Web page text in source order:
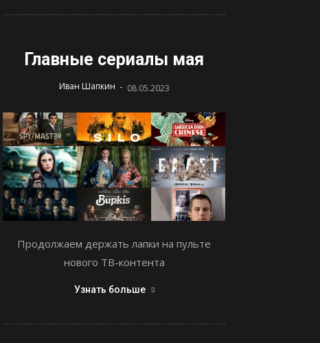
Главные сериалы мая
Иван Шапкин - 08.05.2023
Продолжаем держать лапки на пульте
нового ТВ-контента
Узнать больше